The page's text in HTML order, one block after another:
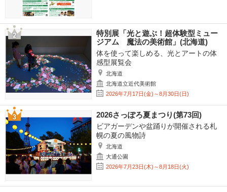
特別展「光と遊ぶ！超体験型ミュー
ジアム 魔法の美術館」(北海道)
体を使って楽しめる、光とアートの体
感型展覧会
北海道
北海道立近代美術館
2026年7月17日(金)～8月30日(日)
2026さっぽろ夏まつり(第73回)
ビアガーデンや盆踊りが開催される札
幌の夏の風物詩
北海道
大通公園
2026年7月23日(木)～8月18日(火)